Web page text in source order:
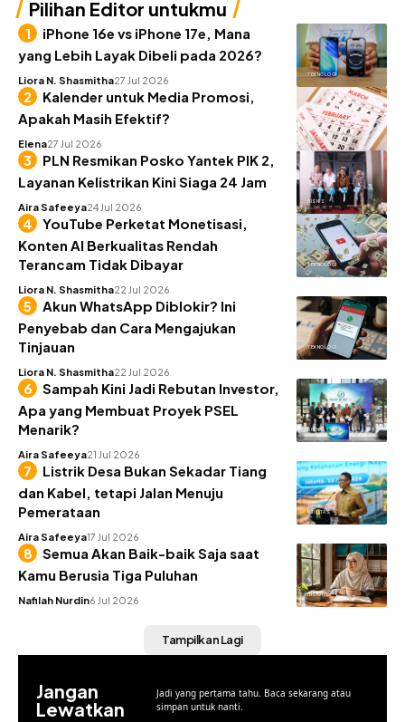
Pilihan Editor untukmu
TEKNOLOGI
iPhone 16e vs iPhone 17e, Mana
yang Lebih Layak Dibeli pada 2026?
Liora N. Shasmitha27 Jul 2026
BISNIS
Kalender untuk Media Promosi,
Apakah Masih Efektif?
Elena27 Jul 2026
BISNIS
PLN Resmikan Posko Yantek PIK 2,
Layanan Kelistrikan Kini Siaga 24 Jam
Aira Safeeya24 Jul 2026
TEKNOLOGI
YouTube Perketat Monetisasi,
Konten AI Berkualitas Rendah
Terancam Tidak Dibayar
Liora N. Shasmitha22 Jul 2026
TEKNOLOGI
Akun WhatsApp Diblokir? Ini
Penyebab dan Cara Mengajukan
Tinjauan
Liora N. Shasmitha22 Jul 2026
BISNIS
Sampah Kini Jadi Rebutan Investor,
Apa yang Membuat Proyek PSEL
Menarik?
Aira Safeeya21 Jul 2026
UTILITAS
Listrik Desa Bukan Sekadar Tiang
dan Kabel, tetapi Jalan Menuju
Pemerataan
Aira Safeeya17 Jul 2026
INSIGHT
Semua Akan Baik-baik Saja saat
Kamu Berusia Tiga Puluhan
Nafilah Nurdin6 Jul 2026
Tampilkan Lagi
Jangan
Lewatkan
Jadi yang pertama tahu. Baca sekarang atau
simpan untuk nanti.